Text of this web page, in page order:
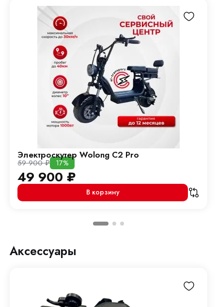
Электроскутер Wolong C2 Pro
59 900₽ 17%
49 900 ₽
В корзину
Аксессуары